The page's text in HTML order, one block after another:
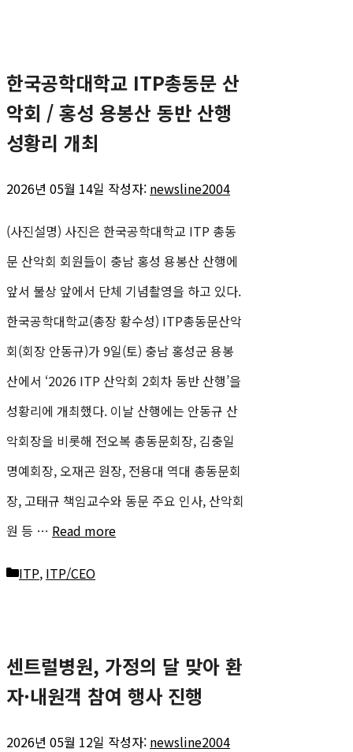
리
한국공학대학교 ITP총동문 산
악회 / 홍성 용봉산 동반 산행
성황리 개최
2026년 05월 14일 작성자: newsline2004
(사진설명) 사진은 한국공학대학교 ITP 총동
문 산악회 회원들이 충남 홍성 용봉산 산행에
앞서 불상 앞에서 단체 기념촬영을 하고 있다.
한국공학대학교(총장 황수성) ITP총동문산악
회(회장 안동규)가 9일(토) 충남 홍성군 용봉
산에서 ‘2026 ITP 산악회 2회차 동반 산행’을
성황리에 개최했다. 이날 산행에는 안동규 산
악회장을 비롯해 전오복 총동문회장, 김충일
명예회장, 오재곤 원장, 전용대 역대 총동문회
장, 고태규 책임교수와 동문 주요 인사, 산악회
원 등 … Read more
카
리
ITP, ITP/CEO
센트럴병원, 가정의 달 맞아 환
자·내원객 참여 행사 진행
2026년 05월 12일 작성자: newsline2004